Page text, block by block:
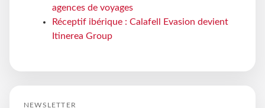
agences de voyages
Réceptif ibérique : Calafell Evasion devient
Itinerea Group
NEWSLETTER